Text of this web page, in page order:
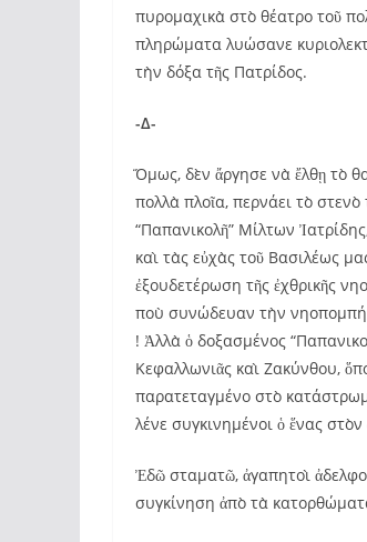
πυρομαχικὰ στὸ θέατρο τοῦ
πληρώματα λυώσανε
τὴν δόξα τῆς Πατρίδος.
-Δ-
Ὅμως, δὲν ἄργησε νὰ ἔλθῃ τὸ
πολλὰ πλοῖα, περνάει τὸ
“Παπανικολῆ” Μίλτων
καὶ τὰς εὐχὰς τοῦ Βασιλέως
ἐξουδετέρωση τῆς ἐχθρικῆς
ποὺ συνώδευαν τὴν νηοπομπή,
! Ἀλλὰ ὁ δοξασμένος
Κεφαλλωνιᾶς καὶ Ζακύνθου,
παρατεταγμένο στὸ
λένε συγκινημένοι ὁ ἕνας
Ἐδῶ σταματῶ, ἀγαπητοὶ
συγκίνηση ἀπὸ τὰ